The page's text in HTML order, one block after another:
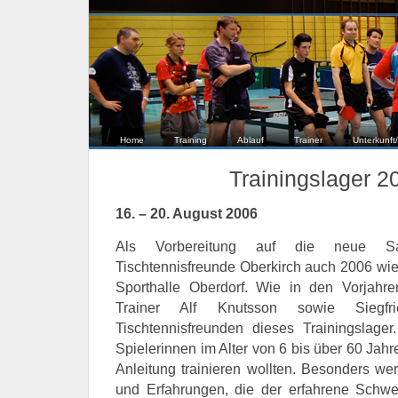
Home Training Ablauf Trainer
Trainingslager
16. – 20. August 2006
Als Vorbereitung auf die neue
Tischtennisfreunde Oberkirch auch 2006
Sporthalle Oberdorf. Wie in den
Trainer Alf Knutsson sowie
Tischtennisfreunden dieses
Spielerinnen im Alter von 6 bis über 60
Anleitung trainieren wollten. Besonders
und Erfahrungen, die der erfahrene